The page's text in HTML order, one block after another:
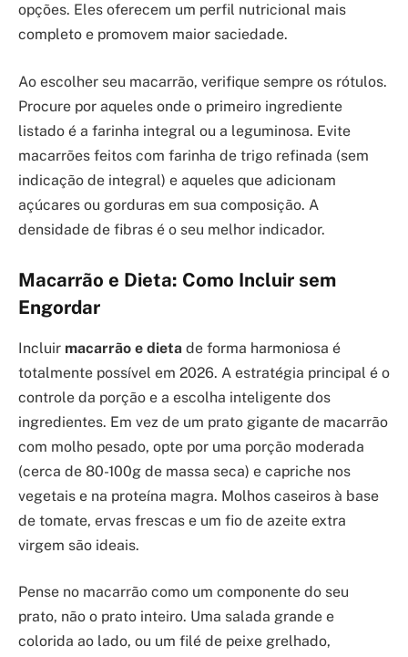
opções. Eles oferecem um perfil nutricional mais
completo e promovem maior saciedade.
Ao escolher seu macarrão, verifique sempre os rótulos.
Procure por aqueles onde o primeiro ingrediente
listado é a farinha integral ou a leguminosa. Evite
macarrões feitos com farinha de trigo refinada (sem
indicação de integral) e aqueles que adicionam
açúcares ou gorduras em sua composição. A
densidade de fibras é o seu melhor indicador.
Macarrão e Dieta: Como Incluir sem
Engordar
Incluir macarrão e dieta de forma harmoniosa é
totalmente possível em 2026. A estratégia principal é o
controle da porção e a escolha inteligente dos
ingredientes. Em vez de um prato gigante de macarrão
com molho pesado, opte por uma porção moderada
(cerca de 80-100g de massa seca) e capriche nos
vegetais e na proteína magra. Molhos caseiros à base
de tomate, ervas frescas e um fio de azeite extra
virgem são ideais.
Pense no macarrão como um componente do seu
prato, não o prato inteiro. Uma salada grande e
colorida ao lado, ou um filé de peixe grelhado,